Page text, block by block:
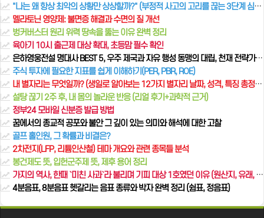
"나는 왜 항상 최악의 상황만 상상할까?" (부정적 사고의 고리를 끊는 3단계 심리 기술)
멜라토닌 영양제: 불면증 해결과 수면의 질 개선
벙커버스터 원리 위력 땅속을 뚫는 이유 완벽 정리
육아기 10시 출근제 대상 확대, 초등맘 필수 확인
은하영웅전설 명대사 BEST 5, 우주 제국과 자유 행성 동맹의 대립, 천재 전략가들의 전쟁
주식 투자에 필요한 지표를 쉽게 이해하기(PER, PBR, ROE)
내 별자리는 무엇일까? (생일로 알아보는 12가지 별자리 날짜, 성격, 특징 총정리)
설탕 끊기 2주 후, 내 몸의 놀라운 반응 (리얼 후기+과학적 근거)
정부24 모바일 신분증 발급 방법
꿈에서의 종교적 공포와 불안 그 깊이 있는 의미와 해석에 대한 고찰
골프 홀인원, 그 확률과 비결은?
2차전지(LFP, 리튬인산철) 테마 개요와 관련 종목들 분석
봉건제도 뜻, 입헌군주제 뜻, 제후 용어 정리
가지의 역사, 한때 `미친 사과`라 불리며 기피 대상 1호였던 이유 (원산지, 유래, 효능 총정리)
4분음표, 8분음표 헷갈리는 음표 종류와 박자 완벽 정리 (쉼표, 정음표)